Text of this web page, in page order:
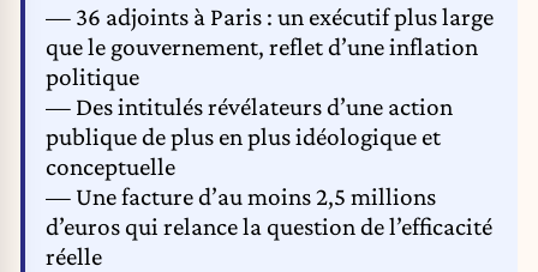
— 36 adjoints à Paris : un exécutif plus large
que le gouvernement, reflet d’une inflation
politique
— Des intitulés révélateurs d’une action
publique de plus en plus idéologique et
conceptuelle
— Une facture d’au moins 2,5 millions
d’euros qui relance la question de l’efficacité
réelle